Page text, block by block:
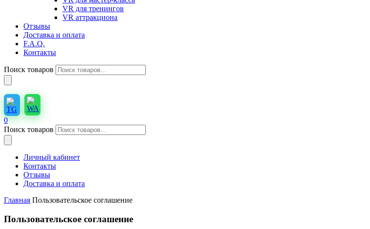
VR для тренингов
VR аттракциона
Отзывы
Доставка и оплата
F.A.Q.
Контакты
Поиск товаров
0
Поиск товаров
Личный кабинет
Контакты
Отзывы
Доставка и оплата
Главная Пользовательское соглашение
Пользовательское соглашение